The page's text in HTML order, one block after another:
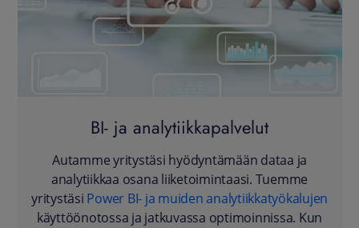
BI- ja analytiikkapalvelut
Autamme yritystäsi hyödyntämään dataa ja
analytiikkaa osana liiketoimintaasi. Tuemme
yritystäsi Power BI- ja muiden analytiikkatyökalujen
käyttöönotossa ja jatkuvassa optimoinnissa. Kun